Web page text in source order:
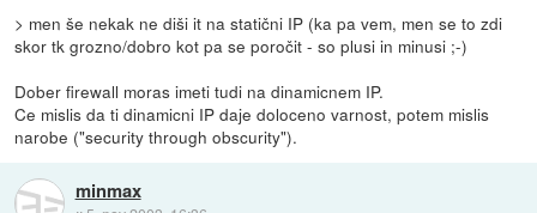
> men še nekak ne diši it na statični IP (ka pa vem, men se to zdi
skor tk grozno/dobro kot pa se poročit - so plusi in minusi ;-)
Dober firewall moras imeti tudi na dinamicnem IP.
Ce mislis da ti dinamicni IP daje doloceno varnost, potem mislis
narobe ("security through obscurity").
minmax